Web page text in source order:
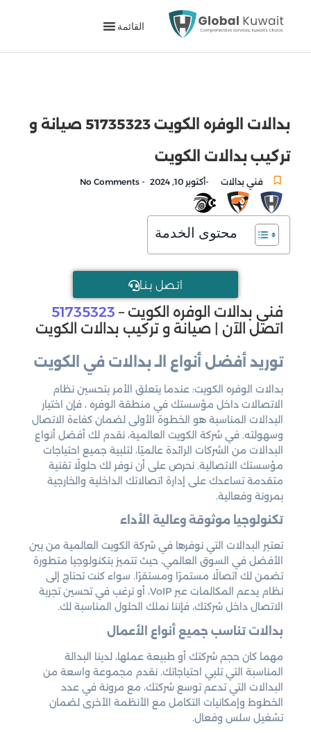
القائمة
بدالات الوفره الكويت 51735323 صيانة و
تركيب بدالات الكويت
فني بدالات -أكتوبر 10, 2024 -
محتوى الخدمة
اتـصل بـنـا
فني بدالات الوفره الكويت – 51735323
اتصل الآن | صيانة و تركيب بدالات الكويت
توريد أفضل أنواع الـ بدالات في الكويت
بدالات الوفره الكويت: عندما يتعلق الأمر بتحسين نظام
الاتصالات داخل مؤسستك في منطقة الوفره ، فإن اختيار
البدالات المناسبة هو الخطوة الأولى لضمان كفاءة الاتصال
وسهولته. في شركة الكويت العالمية، نقدم لك أفضل أنواع
البدالات من الشركات الرائدة عالميًا، لتلبية جميع احتياجات
مؤسستك الاتصالية. نحرص على أن نوفر لك حلولًا تقنية
متقدمة تساعدك على إدارة اتصالاتك الداخلية والخارجية
بمرونة وفعالية.
تكنولوجيا موثوقة وعالية الأداء
تعتبر البدالات التي نوفرها في شركة الكويت العالمية من بين
الأفضل في السوق العالمي، حيث تتميز بتكنولوجيا متطورة
تضمن لك اتصالًا مستمرًا ومستقرًا. سواء كنت تحتاج إلى
نظام يدعم المكالمات عبر VoIP، أو ترغب في تحسين تجربة
الاتصال داخل شركتك، فإننا نملك الحلول المناسبة لك.
بدالات تناسب جميع أنواع الأعمال
مهما كان حجم شركتك أو طبيعة عملها، لدينا البدالة
المناسبة التي تلبي احتياجاتك. نقدم مجموعة واسعة من
البدالات التي تدعم توسع شركتك، مع مرونة في عدد
الخطوط وإمكانيات التكامل مع الأنظمة الأخرى لضمان
تشغيل سلس وفعال.